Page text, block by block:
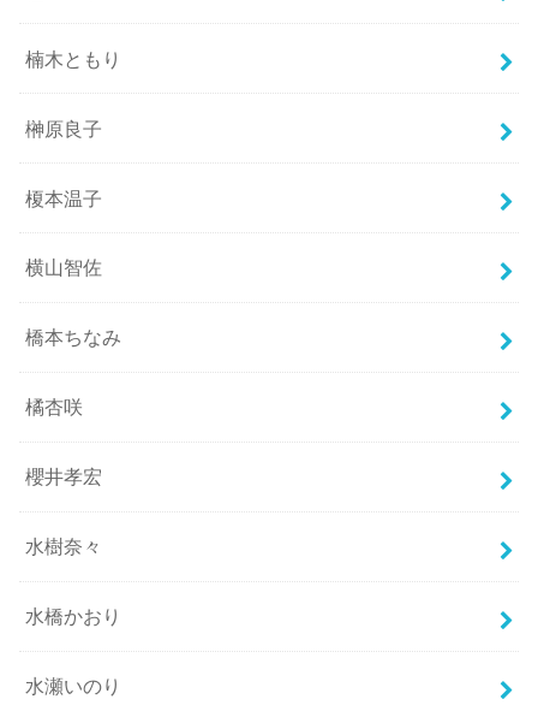
楠木ともり
榊原良子
榎本温子
横山智佐
橋本ちなみ
橘杏咲
櫻井孝宏
水樹奈々
水橋かおり
水瀬いのり